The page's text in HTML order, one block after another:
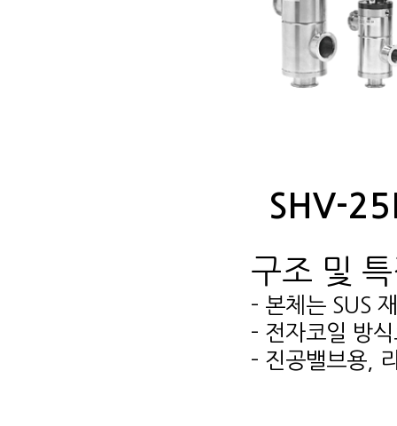
SHV-
구조 및
- 본체는 SUS
- 전자코일 방
- 진공밸브용,